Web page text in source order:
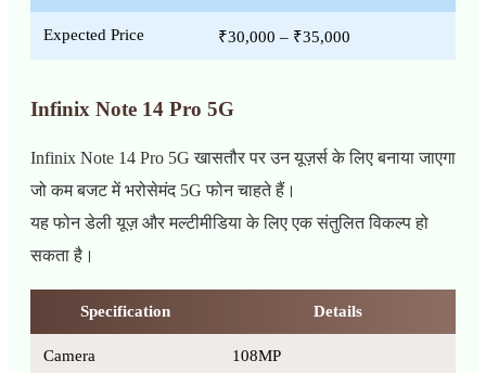
Expected Price ₹30,000 – ₹35,000
Infinix Note 14 Pro 5G
Infinix Note 14 Pro 5G खासतौर पर उन यूज़र्स के लिए बनाया जाएगा
जो कम बजट में भरोसेमंद 5G फोन चाहते हैं।
यह फोन डेली यूज़ और मल्टीमीडिया के लिए एक संतुलित विकल्प हो
सकता है।
Specification Details
Camera 108MP